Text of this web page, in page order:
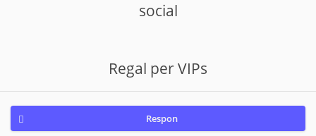
social
Regal per VIPs
Respon